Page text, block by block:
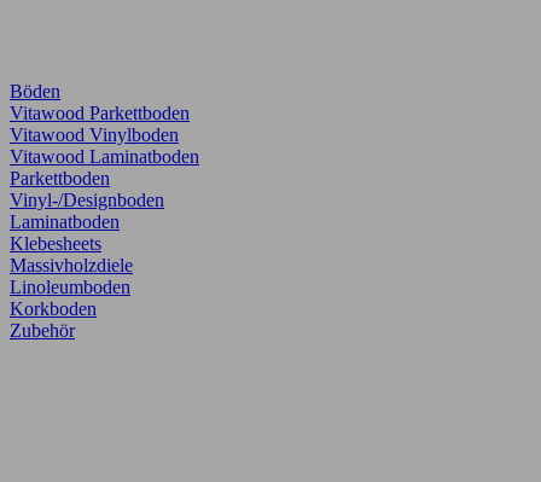
Böden
Vitawood Parkettboden
Vitawood Vinylboden
Vitawood Laminatboden
Parkettboden
Vinyl-/Designboden
Laminatboden
Klebesheets
Massivholzdiele
Linoleumboden
Korkboden
Zubehör